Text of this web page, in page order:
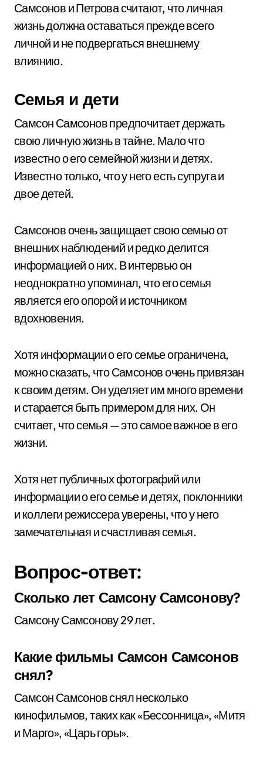
Самсонов и Петрова считают, что личная
жизнь должна оставаться прежде всего
личной и не подвергаться внешнему
влиянию.
Семья и дети
Самсон Самсонов предпочитает держать
свою личную жизнь в тайне. Мало что
известно о его семейной жизни и детях.
Известно только, что у него есть супруга и
двое детей.
Самсонов очень защищает свою семью от
внешних наблюдений и редко делится
информацией о них. В интервью он
неоднократно упоминал, что его семья
является его опорой и источником
вдохновения.
Хотя информации о его семье ограничена,
можно сказать, что Самсонов очень привязан
к своим детям. Он уделяет им много времени
и старается быть примером для них. Он
считает, что семья — это самое важное в его
жизни.
Хотя нет публичных фотографий или
информации о его семье и детях, поклонники
и коллеги режиссера уверены, что у него
замечательная и счастливая семья.
Вопрос-ответ:
Сколько лет Самсону Самсонову?
Самсону Самсонову 29 лет.
Какие фильмы Самсон Самсонов
снял?
Самсон Самсонов снял несколько
кинофильмов, таких как «Бессонница», «Митя
и Марго», «Царь горы».